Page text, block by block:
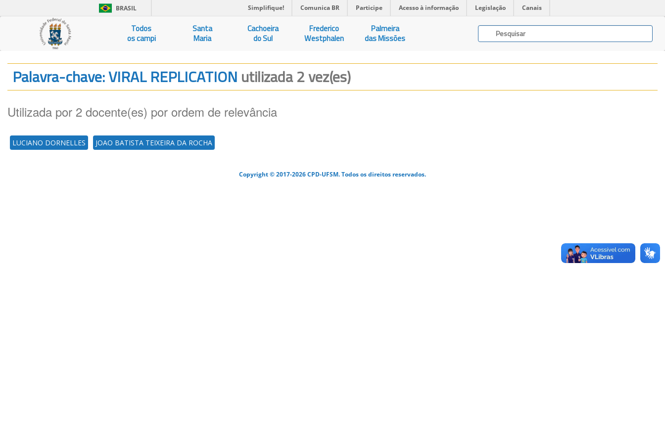
BRASIL Simplifique! Comunica BR Participe Acesso à informação Legislação Canais
Todos
os campi
Santa
Maria
Cachoeira
do Sul
Frederico
Westphalen
Palmeira
das Missões
Palavra-chave: VIRAL REPLICATION utilizada 2 vez(es)
Utilizada por 2 docente(es) por ordem de relevância
LUCIANO DORNELLES JOAO BATISTA TEIXEIRA DA ROCHA
Copyright © 2017-2026 CPD-UFSM. Todos os direitos reservados.